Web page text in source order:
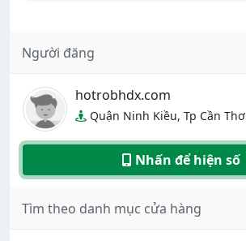
Người đăng
hotrobhdx.com
Quận Ninh Kiều, Tp Cần Thơ
Nhấn để hiện số
Tìm theo danh mục cửa hàng